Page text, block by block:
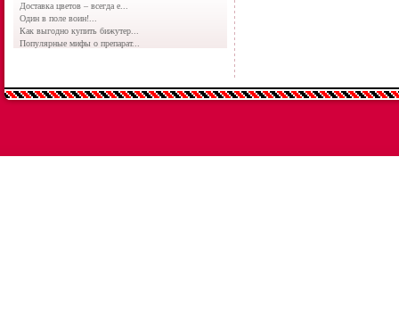
Доставка цветов – всегда е...
Один в поле воин!...
Как выгодно купить бижутер...
Популярные мифы о препарат...